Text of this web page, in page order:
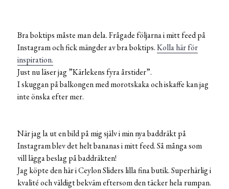
Bra boktips måste man dela. Frågade följarna i mitt feed på
Instagram och fick mängder av bra boktips.Kolla här för
inspiration.
Just nu läser jag ”Kärlekens fyra årstider”.
I skuggan på balkongen med morotskaka och iskaffe kan jag
inte önska efter mer.
När jag la ut en bild på mig själv i min nya baddräkt på
Instagram blev det helt bananas i mitt feed. Så många som
vill lägga beslag på baddräkten!
Jag köpte den här i Ceylon Sliders lilla fina butik. Superhärlig i
kvalité och väldigt bekväm eftersom den täcker hela rumpan.